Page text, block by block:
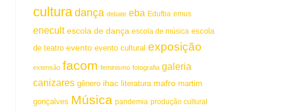
cultura dança debate eba Edufba emus
enecult escola de dança escola de música escola
de teatro evento evento cultural exposição
extensão facom feminismo fotografia galeria
canizares gênero ihac literatura mafro martim
gonçalves Música pandemia produção cultural